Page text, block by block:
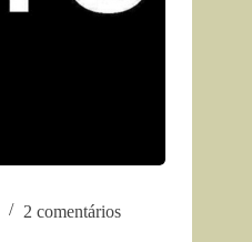
2 comentários